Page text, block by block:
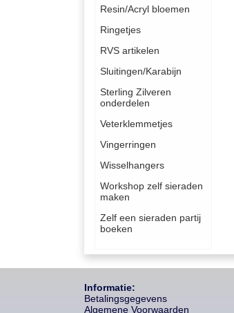
Resin/Acryl bloemen
Ringetjes
RVS artikelen
Sluitingen/Karabijn
Sterling Zilveren
onderdelen
Veterklemmetjes
Vingerringen
Wisselhangers
Workshop zelf sieraden
maken
Zelf een sieraden partij
boeken
Informatie:
Betalingsgegevens
Algemene Voorwaarden